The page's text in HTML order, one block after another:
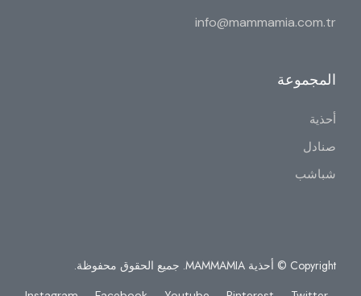
info@mammamia.com.tr
المجموعة
أحذية
صنادل
شباشب
Copyright © أحذية MAMMAMIA. جميع الحقوق محفوظة.